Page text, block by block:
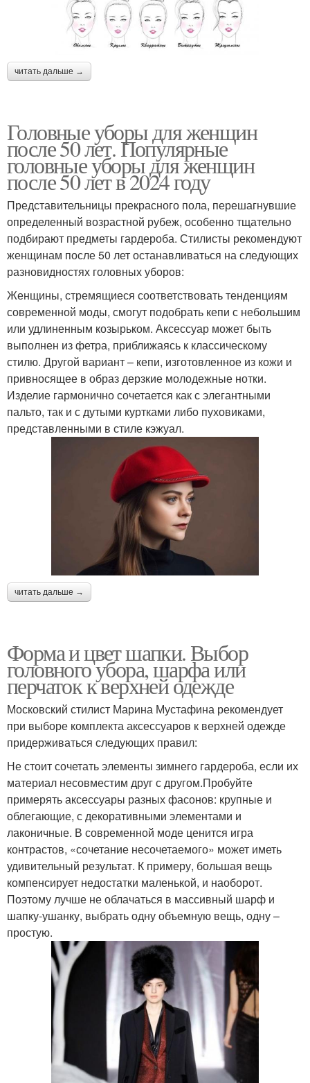
читать дальше →
Головные уборы для женщин
после 50 лет. Популярные
головные уборы для женщин
после 50 лет в 2024 году
Представительницы прекрасного пола, перешагнувшие
определенный возрастной рубеж, особенно тщательно
подбирают предметы гардероба. Стилисты рекомендуют
женщинам после 50 лет останавливаться на следующих
разновидностях головных уборов:
Женщины, стремящиеся соответствовать тенденциям
современной моды, смогут подобрать кепи с небольшим
или удлиненным козырьком. Аксессуар может быть
выполнен из фетра, приближаясь к классическому
стилю. Другой вариант – кепи, изготовленное из кожи и
привносящее в образ дерзкие молодежные нотки.
Изделие гармонично сочетается как с элегантными
пальто, так и с дутыми куртками либо пуховиками,
представленными в стиле кэжуал.
читать дальше →
Форма и цвет шапки. Выбор
головного убора, шарфа или
перчаток к верхней одежде
Московский стилист Марина Мустафина рекомендует
при выборе комплекта аксессуаров к верхней одежде
придерживаться следующих правил:
Не стоит сочетать элементы зимнего гардероба, если их
материал несовместим друг с другом.Пробуйте
примерять аксессуары разных фасонов: крупные и
облегающие, с декоративными элементами и
лаконичные. В современной моде ценится игра
контрастов, «сочетание несочетаемого» может иметь
удивительный результат. К примеру, большая вещь
компенсирует недостатки маленькой, и наоборот.
Поэтому лучше не облачаться в массивный шарф и
шапку-ушанку, выбрать одну объемную вещь, одну –
простую.